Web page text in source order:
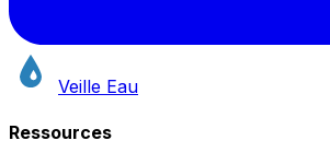
Veille Eau
Ressources